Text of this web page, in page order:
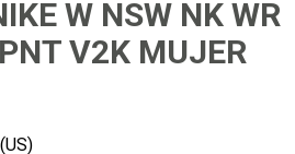
W NSW NK WR
V2K MUJER